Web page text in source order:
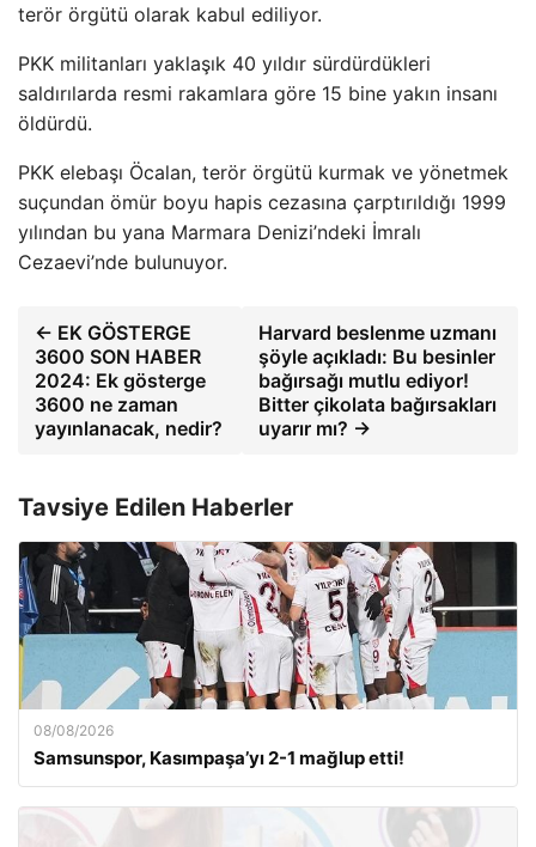
terör örgütü olarak kabul ediliyor.
PKK militanları yaklaşık 40 yıldır sürdürdükleri
saldırılarda resmi rakamlara göre 15 bine yakın insanı
öldürdü.
PKK elebaşı Öcalan, terör örgütü kurmak ve yönetmek
suçundan ömür boyu hapis cezasına çarptırıldığı 1999
yılından bu yana Marmara Denizi’ndeki İmralı
Cezaevi’nde bulunuyor.
← EK GÖSTERGE
3600 SON HABER
2024: Ek gösterge
3600 ne zaman
yayınlanacak, nedir?
Harvard beslenme uzmanı
şöyle açıkladı: Bu besinler
bağırsağı mutlu ediyor!
Bitter çikolata bağırsakları
uyarır mı? →
Tavsiye Edilen Haberler
08/08/2026
Samsunspor, Kasımpaşa’yı 2-1 mağlup etti!